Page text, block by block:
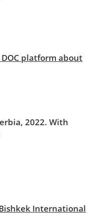
DOC platform about
2022. With
International